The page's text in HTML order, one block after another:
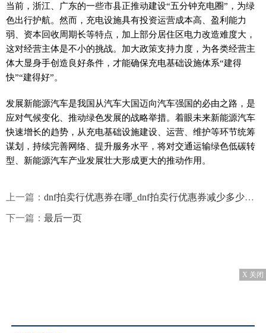
当前，浙江、广东的一些市县正推动建设“五分钟充电圈”，为绿
色出行护航。然而，充电设施具有投资运营成本高、盈利能力
弱、资本回收周期长等特点，加上部分居住区电力改造难度大，
这对经营主体是不小的挑战。加大政策支持力度，为各类经营主
体大显身手创造良好条件，才能确保充电基础设施体系“建得
快”“建得好”。
发展新能源汽车是我国从汽车大国迈向汽车强国的必由之路，是
应对气候变化、推动绿色发展的战略举措。着眼未来新能源汽车
快速增长的趋势，从充电基础设施建设、运营、维护等环节统筹
谋划，持续完善网络、提升服务水平，将对交通运输绿色低碳转
型、新能源汽车产业发展壮大形成更大的推动作用。
上一篇： dnf拍卖行优惠券在哪_dnf拍卖行优惠券减少多少手续费
下一篇： 最后一页
X 关闭